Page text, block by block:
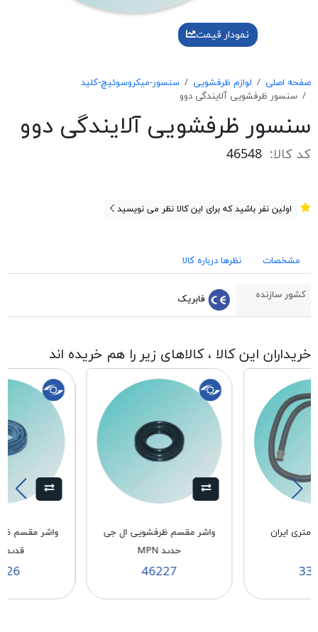
نمودار قیمت
صفحه اصلی لوازم ظرفشویی
سنسور-میکروسوئیچ-کلید
سنسور ظرفشویی آلایندگی دوو
سنسور ظرفشویی آلایندگی دوو
کد کالا: 46548
اولین نفر باشید که برای این کالا نظر می نویسید
مشخصات نظرها درباره کالا
کشور سازنده فابریک
خریداران این کالا ، کالاهای زیر را هم خریده اند
واشر مقسم ظرفشویی ال جی
جدید MPN
46227
واشر مقسم
قدیم MPN